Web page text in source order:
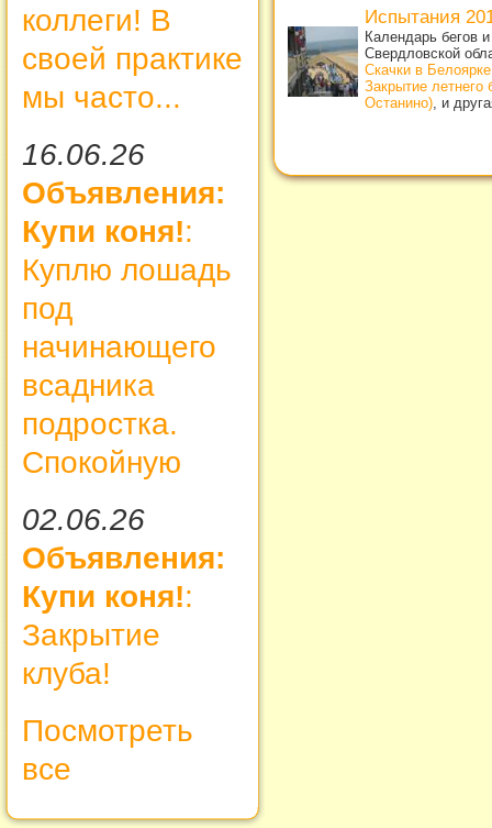
коллеги! В
своей практике
мы часто...
16.06.26
Объявления:
Купи коня!:
Куплю лошадь
под
начинающего
всадника
подростка.
Спокойную
02.06.26
Объявления:
Купи коня!:
Закрытие
клуба!
Посмотреть
все
Испытания
Календарь бегов
Свердловской
Скачки в Белоярке
Закрытие летнего
Останино) , и